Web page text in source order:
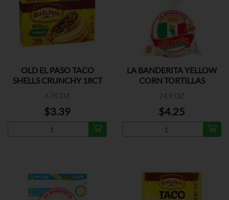
OLD EL PASO TACO
SHELLS CRUNCHY 18CT
6.75 OZ
$3.39
LA BANDERITA YELLOW
CORN TORTILLAS
24.9 OZ
$4.25